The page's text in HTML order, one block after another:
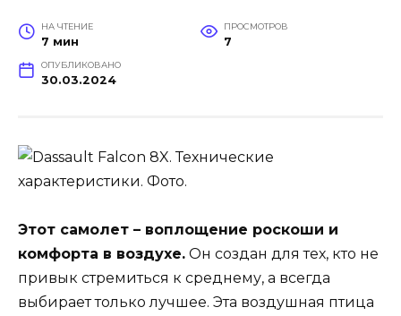
НА ЧТЕНИЕ
7 мин
ПРОСМОТРОВ
7
ОПУБЛИКОВАНО
30.03.2024
Этот самолет – воплощение роскоши и
комфорта в воздухе. Он создан для тех, кто не
привык стремиться к среднему, а всегда
выбирает только лучшее. Эта воздушная птица